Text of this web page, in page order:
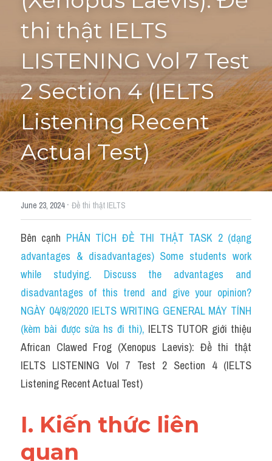
Tourism and Travelling
Pronunciation
Section 3
Section 4
Section 1
Social issues
Section 2
Map
Transcript
Cam
Series luyện nghe Tiếng Anh cùng IELTS T
Health and Medicine
Environment
Technology
Advice
HỌC THỬ
thi thật IELTS
LISTENING Vol 7 Test
2 Section 4 (IELTS
Listening Recent
Actual Test)
June 23, 2024· Đề thi thật IELTS
Bên cạnh PHÂN TÍCH ĐỀ THI THẬT TASK 2 (dạng
advantages & disadvantages) Some students work
while studying. Discuss the advantages and
disadvantages of this trend and give your opinion?
NGÀY 04/8/2020 IELTS WRITING GENERAL MÁY TÍNH
(kèm bài được sửa hs đi thi), IELTS TUTOR giới thiệu
African Clawed Frog (Xenopus Laevis): Đề thi thật
IELTS LISTENING Vol 7 Test 2 Section 4 (IELTS
Listening Recent Actual Test)
I. Kiến thức liên
quan